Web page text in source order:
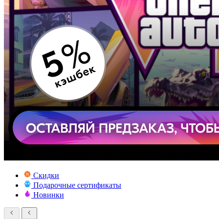
Скидки
Подарочные сертификаты
Новинки